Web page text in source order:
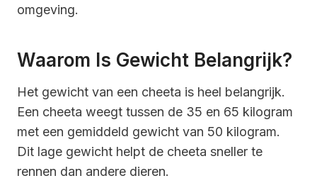
omgeving.
Waarom Is Gewicht Belangrijk?
Het gewicht van een cheeta is heel belangrijk.
Een cheeta weegt tussen de 35 en 65 kilogram
met een gemiddeld gewicht van 50 kilogram.
Dit lage gewicht helpt de cheeta sneller te
rennen dan andere dieren.